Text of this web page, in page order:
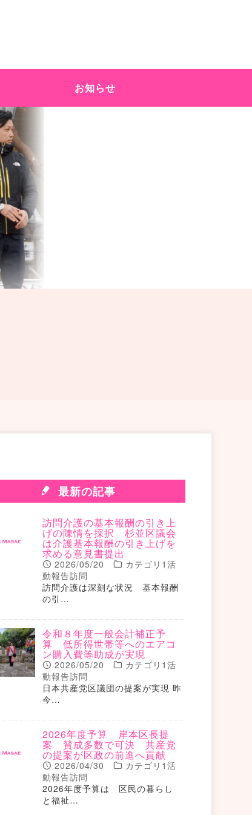
お知らせ
最新の記事
訪問介護の基本報酬の引き上
げの陳情を採択 杉並区議会
は介護基本報酬の引き上げを
求める意見書提出
2026/05/20
カテゴリ1活
動報告訪問
訪問介護は深刻な状況 基本報酬
の引…
令和８年度一般会計補正予
算 低所得世帯等へのエアコ
ン購入費等助成が実現
2026/05/20
カテゴリ1活
動報告訪問
日本共産党区議団の提案が実現 昨
今…
2026年度予算 岸本区長提
案 賛成多数で可決 共産党
の提案が区政の前進へ貢献
2026/04/30
カテゴリ1活
動報告訪問
2026年度予算は 区民の暮らし
と福祉…